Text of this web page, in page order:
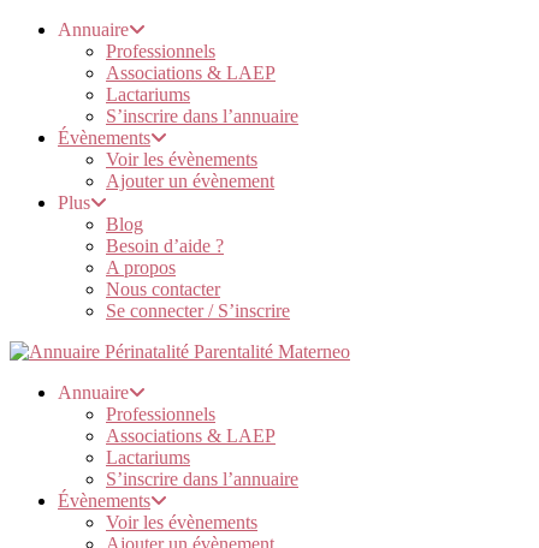
Annuaire
Professionnels
Associations & LAEP
Lactariums
S’inscrire dans l’annuaire
Évènements
Voir les évènements
Ajouter un évènement
Plus
Blog
Besoin d’aide ?
A propos
Nous contacter
Se connecter / S’inscrire
Annuaire
Professionnels
Associations & LAEP
Lactariums
S’inscrire dans l’annuaire
Évènements
Voir les évènements
Ajouter un évènement